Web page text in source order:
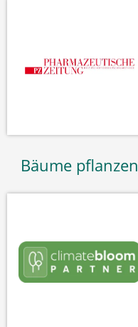
Bäume pflanzen